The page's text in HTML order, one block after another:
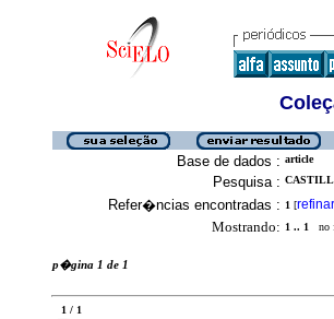
Base de dados : article
Pesquisa :
Refer�ncias encontradas : 1 [refinar
Mostrando: 1 .. 1 no
p�gina 1 de 1
1 / 1